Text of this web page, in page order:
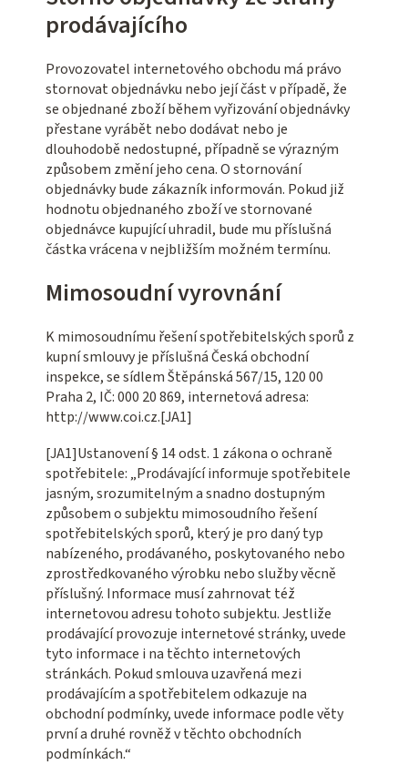
prodávajícího
Provozovatel internetového obchodu má právo
stornovat objednávku nebo její část v případě, že
se objednané zboží během vyřizování objednávky
přestane vyrábět nebo dodávat nebo je
dlouhodobě nedostupné, případně se výrazným
způsobem změní jeho cena. O stornování
objednávky bude zákazník informován. Pokud již
hodnotu objednaného zboží ve stornované
objednávce kupující uhradil, bude mu příslušná
částka vrácena v nejbližším možném termínu.
Mimosoudní vyrovnání
K mimosoudnímu řešení spotřebitelských sporů z
kupní smlouvy je příslušná Česká obchodní
inspekce, se sídlem Štěpánská 567/15, 120 00
Praha 2, IČ: 000 20 869, internetová adresa:
http://www.coi.cz.[JA1]
[JA1]Ustanovení § 14 odst. 1 zákona o ochraně
spotřebitele: „Prodávající informuje spotřebitele
jasným, srozumitelným a snadno dostupným
způsobem o subjektu mimosoudního řešení
spotřebitelských sporů, který je pro daný typ
nabízeného, prodávaného, poskytovaného nebo
zprostředkovaného výrobku nebo služby věcně
příslušný. Informace musí zahrnovat též
internetovou adresu tohoto subjektu. Jestliže
prodávající provozuje internetové stránky, uvede
tyto informace i na těchto internetových
stránkách. Pokud smlouva uzavřená mezi
prodávajícím a spotřebitelem odkazuje na
obchodní podmínky, uvede informace podle věty
první a druhé rovněž v těchto obchodních
podmínkách.“